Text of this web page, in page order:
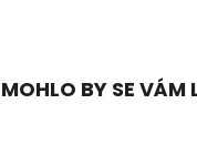
MOHLO BY SE VÁM